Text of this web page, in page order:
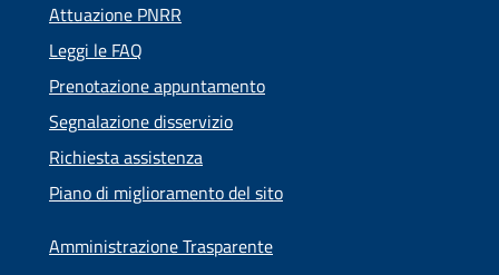
Attuazione PNRR
Leggi le FAQ
Prenotazione appuntamento
Segnalazione disservizio
Richiesta assistenza
Piano di miglioramento del sito
Amministrazione Trasparente